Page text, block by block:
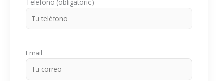
Teléfono (obligatorio)
Email